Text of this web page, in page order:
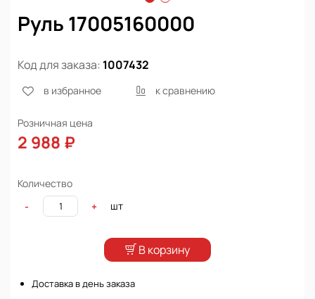
Руль 17005160000
Код для заказа: 1007432
в избранное к сравнению
Розничная цена
2 988 ₽
Количество
-
+ шт
В корзину
Доставка в день заказа